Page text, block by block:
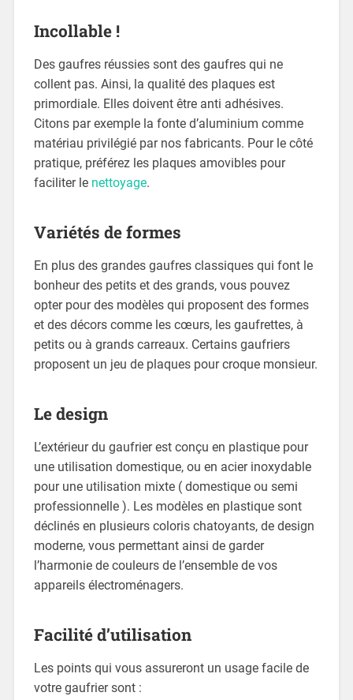
Incollable !
Des gaufres réussies sont des gaufres qui ne
collent pas. Ainsi, la qualité des plaques est
primordiale. Elles doivent être anti adhésives.
Citons par exemple la fonte d’aluminium comme
matériau privilégié par nos fabricants. Pour le côté
pratique, préférez les plaques amovibles pour
faciliter le nettoyage.
Variétés de formes
En plus des grandes gaufres classiques qui font le
bonheur des petits et des grands, vous pouvez
opter pour des modèles qui proposent des formes
et des décors comme les cœurs, les gaufrettes, à
petits ou à grands carreaux. Certains gaufriers
proposent un jeu de plaques pour croque monsieur.
Le design
L’extérieur du gaufrier est conçu en plastique pour
une utilisation domestique, ou en acier inoxydable
pour une utilisation mixte ( domestique ou semi
professionnelle ). Les modèles en plastique sont
déclinés en plusieurs coloris chatoyants, de design
moderne, vous permettant ainsi de garder
l’harmonie de couleurs de l’ensemble de vos
appareils électroménagers.
Facilité d’utilisation
Les points qui vous assureront un usage facile de
votre gaufrier sont :